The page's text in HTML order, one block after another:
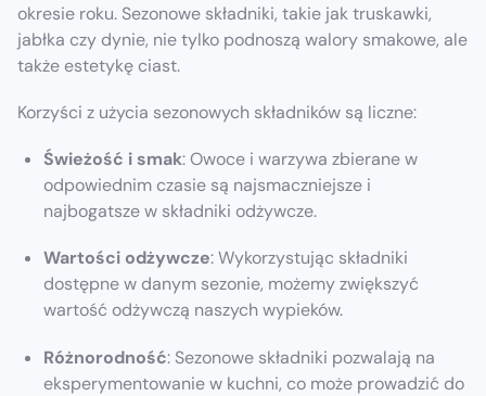
okresie roku. Sezonowe składniki, takie jak truskawki,
jabłka czy dynie, nie tylko podnoszą walory smakowe, ale
także estetykę ciast.
Korzyści z użycia sezonowych składników są liczne:
Świeżość i smak: Owoce i warzywa zbierane w
odpowiednim czasie są najsmaczniejsze i
najbogatsze w składniki odżywcze.
Wartości odżywcze: Wykorzystując składniki
dostępne w danym sezonie, możemy zwiększyć
wartość odżywczą naszych wypieków.
Różnorodność: Sezonowe składniki pozwalają na
eksperymentowanie w kuchni, co może prowadzić do